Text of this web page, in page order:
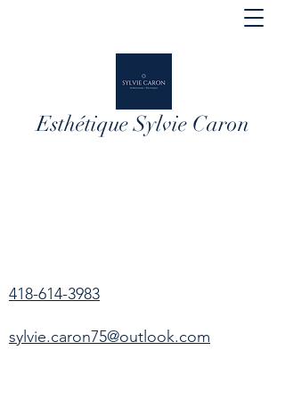
Esthétique Sylvie Caron
418-614-3983
sylvie.caron75@outlook.com